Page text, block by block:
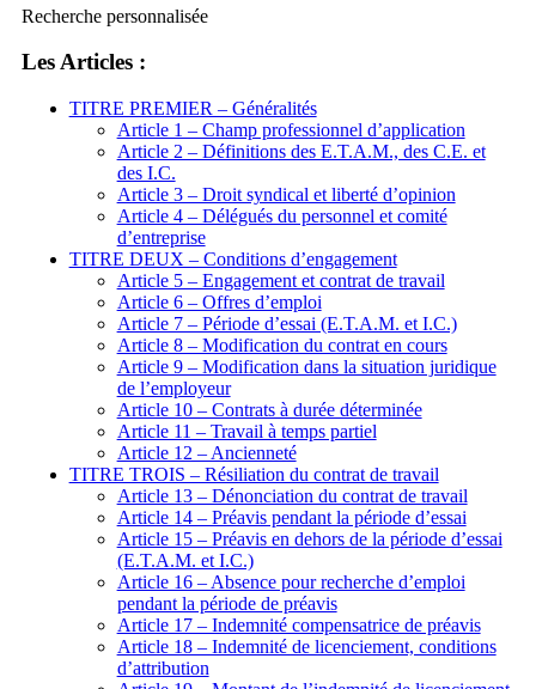
Recherche personnalisée
Les Articles :
TITRE PREMIER – Généralités
Article 1 – Champ professionnel d’application
Article 2 – Définitions des E.T.A.M., des C.E. et
des I.C.
Article 3 – Droit syndical et liberté d’opinion
Article 4 – Délégués du personnel et comité
d’entreprise
TITRE DEUX – Conditions d’engagement
Article 5 – Engagement et contrat de travail
Article 6 – Offres d’emploi
Article 7 – Période d’essai (E.T.A.M. et I.C.)
Article 8 – Modification du contrat en cours
Article 9 – Modification dans la situation juridique
de l’employeur
Article 10 – Contrats à durée déterminée
Article 11 – Travail à temps partiel
Article 12 – Ancienneté
TITRE TROIS – Résiliation du contrat de travail
Article 13 – Dénonciation du contrat de travail
Article 14 – Préavis pendant la période d’essai
Article 15 – Préavis en dehors de la période d’essai
(E.T.A.M. et I.C.)
Article 16 – Absence pour recherche d’emploi
pendant la période de préavis
Article 17 – Indemnité compensatrice de préavis
Article 18 – Indemnité de licenciement, conditions
d’attribution